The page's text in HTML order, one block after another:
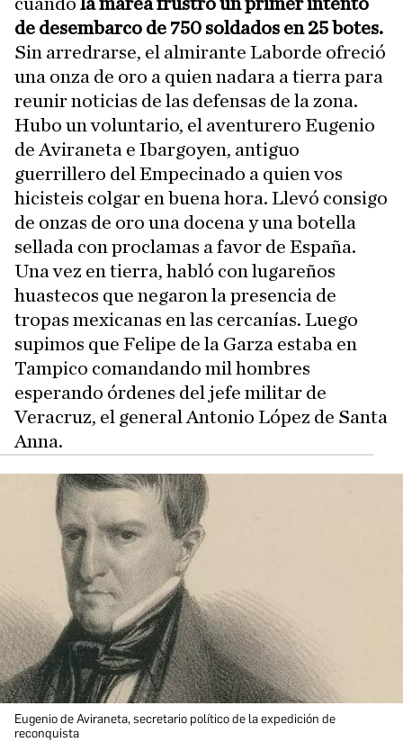
de desembarco de 750 soldados en 25 botes.
Sin arredrarse, el almirante Laborde ofreció
una onza de oro a quien nadara a tierra para
reunir noticias de las defensas de la zona.
Hubo un voluntario, el aventurero Eugenio
de Aviraneta e Ibargoyen, antiguo
guerrillero del Empecinado a quien vos
hicisteis colgar en buena hora. Llevó consigo
de onzas de oro una docena y una botella
sellada con proclamas a favor de España.
Una vez en tierra, habló con lugareños
huastecos que negaron la presencia de
tropas mexicanas en las cercanías. Luego
supimos que Felipe de la Garza estaba en
Tampico comandando mil hombres
esperando órdenes del jefe militar de
Veracruz, el general Antonio López de Santa
Anna.
Eugenio de Aviraneta, secretario político de la expedición de
reconquista